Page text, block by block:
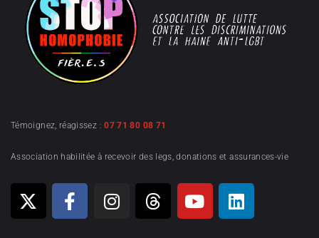
Témoignez, réagissez :07 71 80 08 71
Association habilitée à recevoir des legs, donations et assurances-vie